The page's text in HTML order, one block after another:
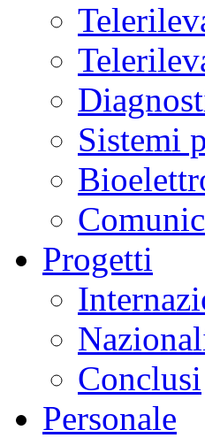
Sistemi
Progetti
Conclusi
Personale